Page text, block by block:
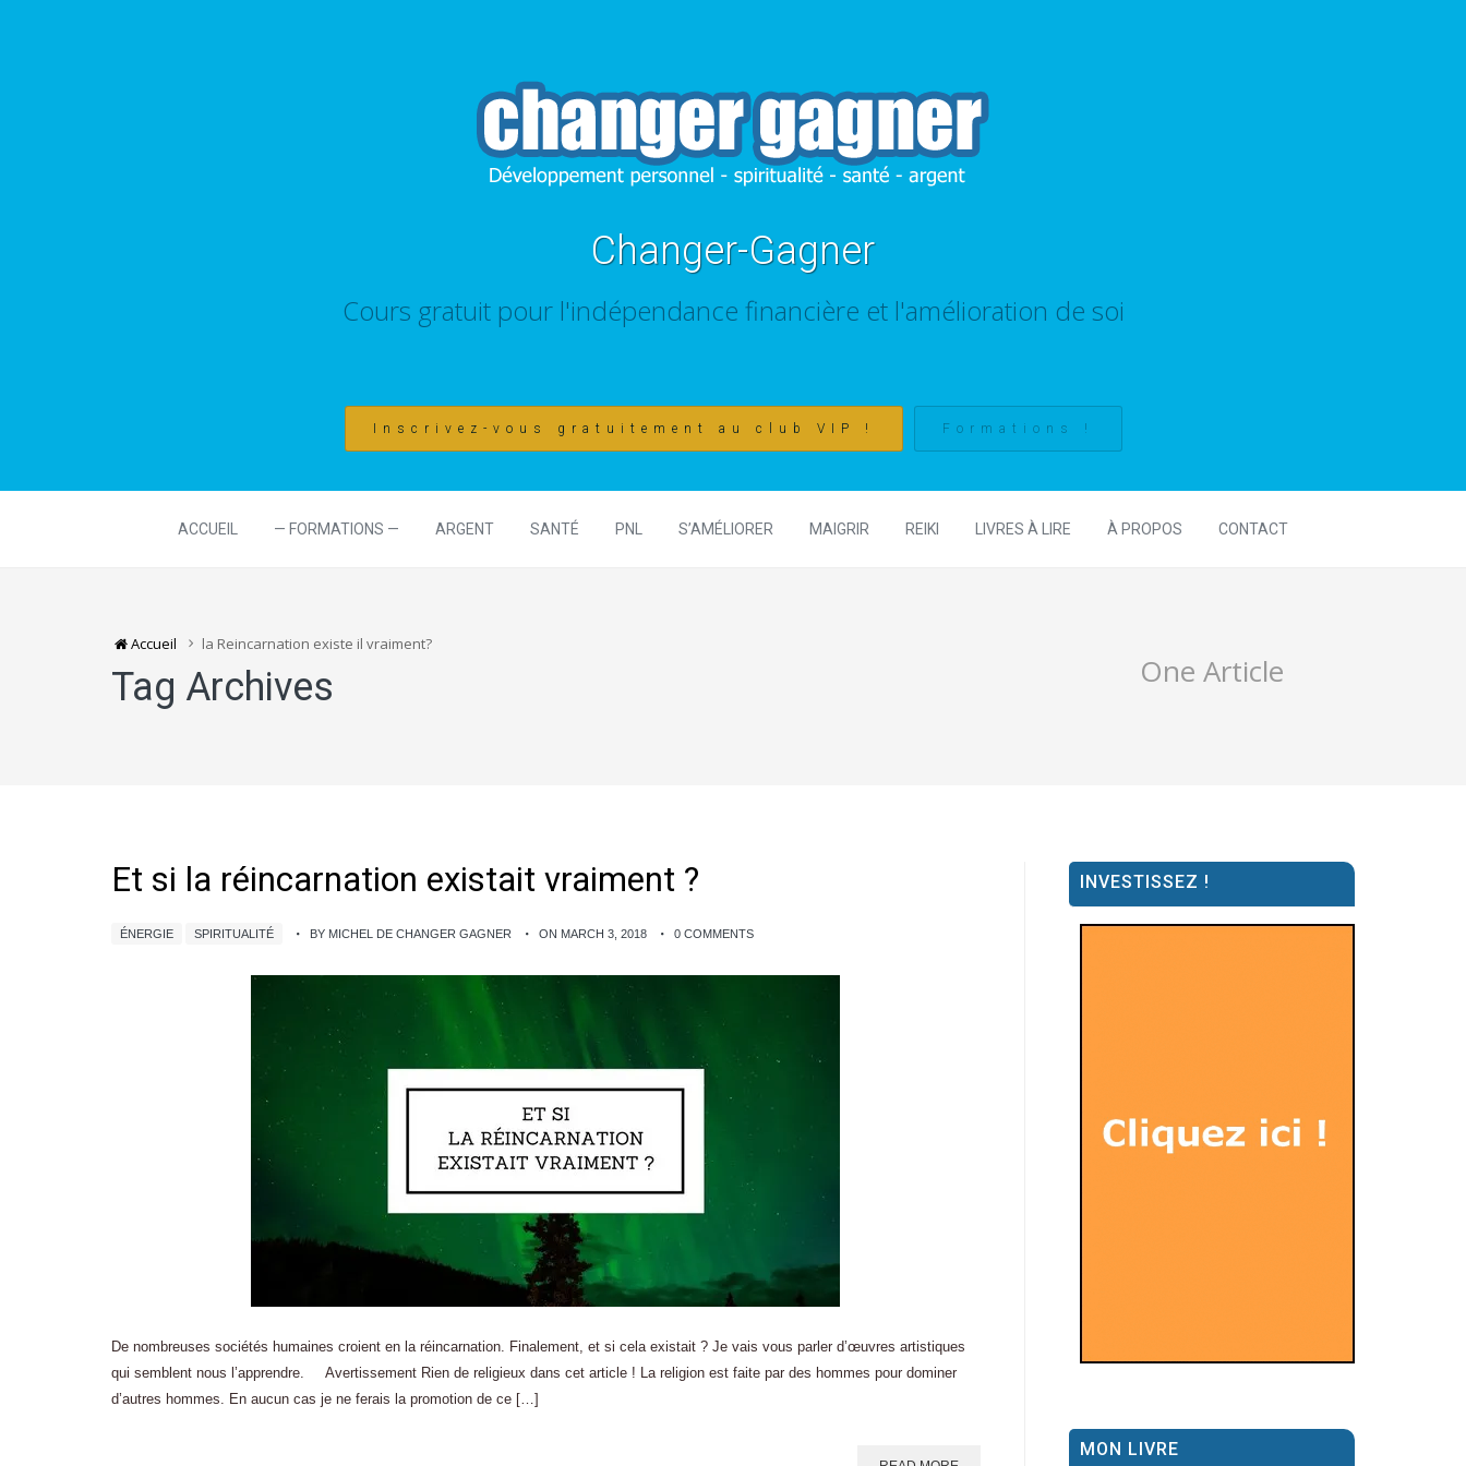
Changer-Gagner
Cours gratuit pour l'indépendance financière et l'amélioration de soi
Inscrivez-vous gratuitement au club VIP ! Formations !
ACCUEIL — FORMATIONS — ARGENT SANTÉ PNL S’AMÉLIORER MAIGRIR REIKI LIVRES À LIRE À PROPOS CONTACT
Accueil la Reincarnation existe il vraiment?
Tag Archives One Article
Et si la réincarnation existait vraiment ?
ÉNERGIE SPIRITUALITÉ BY MICHEL DE CHANGER GAGNER ON MARCH 3, 2018 0 COMMENTS
De nombreuses sociétés humaines croient en la réincarnation. Finalement, et si cela existait ? Je vais vous parler d’œuvres artistiques
qui semblent nous l’apprendre. Avertissement Rien de religieux dans cet article ! La religion est faite par des hommes pour dominer
d’autres hommes. En aucun cas je ne ferais la promotion de ce […]
INVESTISSEZ !
MON LIVRE